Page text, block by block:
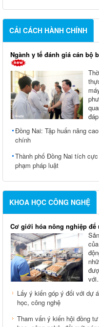
CẢI CÁCH HÀNH CHÍNH
Ngành y tế đánh giá cán bộ
Đồng Nai: Tập huấn nâng
chính
Thành phố Đồng Nai tích
phạm pháp luật
KHOA HỌC CÔNG NGHỆ
Cơ giới hóa nông nghiệp
Lấy ý kiến góp ý đối với dự
học, công nghệ
Tham vấn ý kiến hội đồng